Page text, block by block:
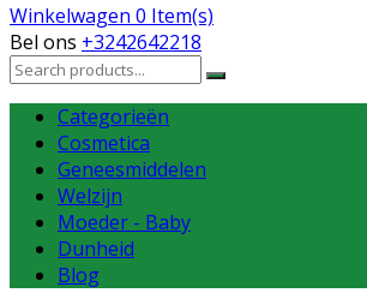
Winkelwagen 0 Item(s)
Bel ons +3242642218
Categorieën
Cosmetica
Geneesmiddelen
Welzijn
Moeder - Baby
Dunheid
Blog